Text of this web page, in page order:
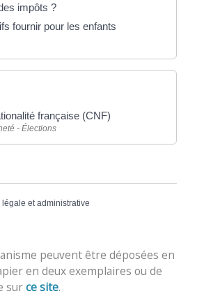
impôts ?
fournir pour les enfants
française (CNF)
- Élections
et administrative
peuvent être déposées en
en deux exemplaires ou de
surce site.